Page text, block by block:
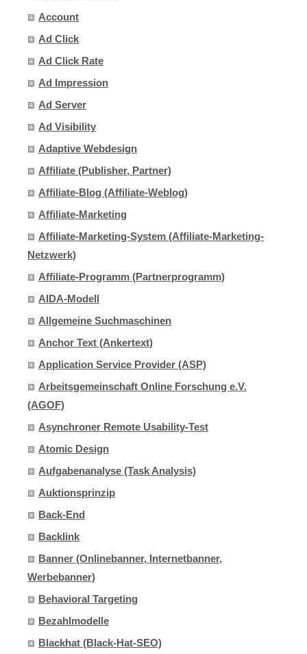
Account
Ad Click
Ad Click Rate
Ad Impression
Ad Server
Ad Visibility
Adaptive Webdesign
Affiliate (Publisher, Partner)
Affiliate-Blog (Affiliate-Weblog)
Affiliate-Marketing
Affiliate-Marketing-System (Affiliate-Marketing-
Netzwerk)
Affiliate-Programm (Partnerprogramm)
AIDA-Modell
Allgemeine Suchmaschinen
Anchor Text (Ankertext)
Application Service Provider (ASP)
Arbeitsgemeinschaft Online Forschung e.V.
(AGOF)
Asynchroner Remote Usability-Test
Atomic Design
Aufgabenanalyse (Task Analysis)
Auktionsprinzip
Back-End
Backlink
Banner (Onlinebanner, Internetbanner,
Werbebanner)
Behavioral Targeting
Bezahlmodelle
Blackhat (Black-Hat-SEO)